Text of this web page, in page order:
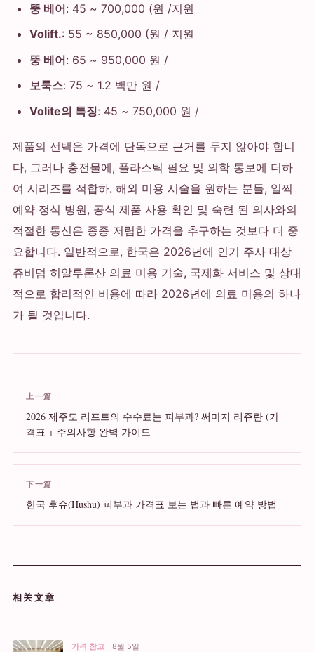
뚱 베어: 45 ~ 700,000 (원 /지원
Volift.: 55 ~ 850,000 (원 / 지원
뚱 베어: 65 ~ 950,000 원 /
보룩스: 75 ~ 1.2 백만 원 /
Volite의 특징: 45 ~ 750,000 원 /
제품의 선택은 가격에 단독으로 근거를 두지 않아야 합니
다, 그러나 충전물에, 플라스틱 필요 및 의학 통보에 더하
여 시리즈를 적합하. 해외 미용 시술을 원하는 분들, 일찍
예약 정식 병원, 공식 제품 사용 확인 및 숙련 된 의사와의
적절한 통신은 종종 저렴한 가격을 추구하는 것보다 더 중
요합니다. 일반적으로, 한국은 2026년에 인기 주사 대상
쥬비덤 히알루론산 의료 미용 기술, 국제화 서비스 및 상대
적으로 합리적인 비용에 따라 2026년에 의료 미용의 하나
가 될 것입니다.
上一篇
2026 제주도 리프트의 수수료는 피부과? 써마지 리쥬란 (가
격표 + 주의사항 완벽 가이드
下一篇
한국 후슈(Hushu) 피부과 가격표 보는 법과 빠른 예약 방법
相关文章
가격 참고 8월 5일